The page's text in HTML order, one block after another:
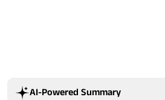
AI-Powered Summary